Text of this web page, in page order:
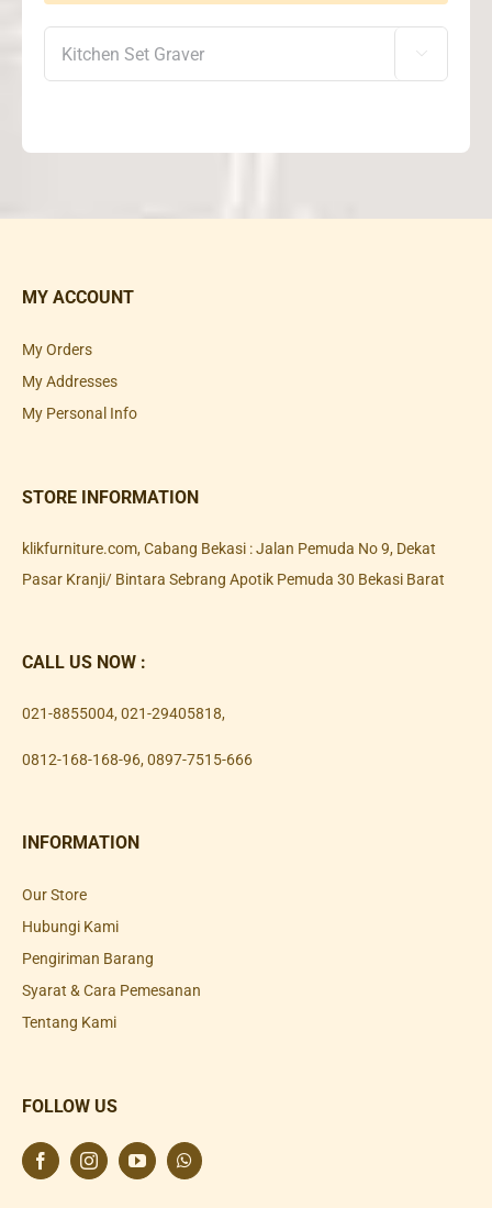

MY ACCOUNT
My Orders
My Addresses
My Personal Info
STORE INFORMATION
klikfurniture.com, Cabang Bekasi : Jalan Pemuda No 9, Dekat
Pasar Kranji/ Bintara Sebrang Apotik Pemuda 30 Bekasi Barat
CALL US NOW :
021-8855004, 021-29405818,
0812-168-168-96, 0897-7515-666
INFORMATION
Our Store
Hubungi Kami
Pengiriman Barang
Syarat & Cara Pemesanan
Tentang Kami
FOLLOW US